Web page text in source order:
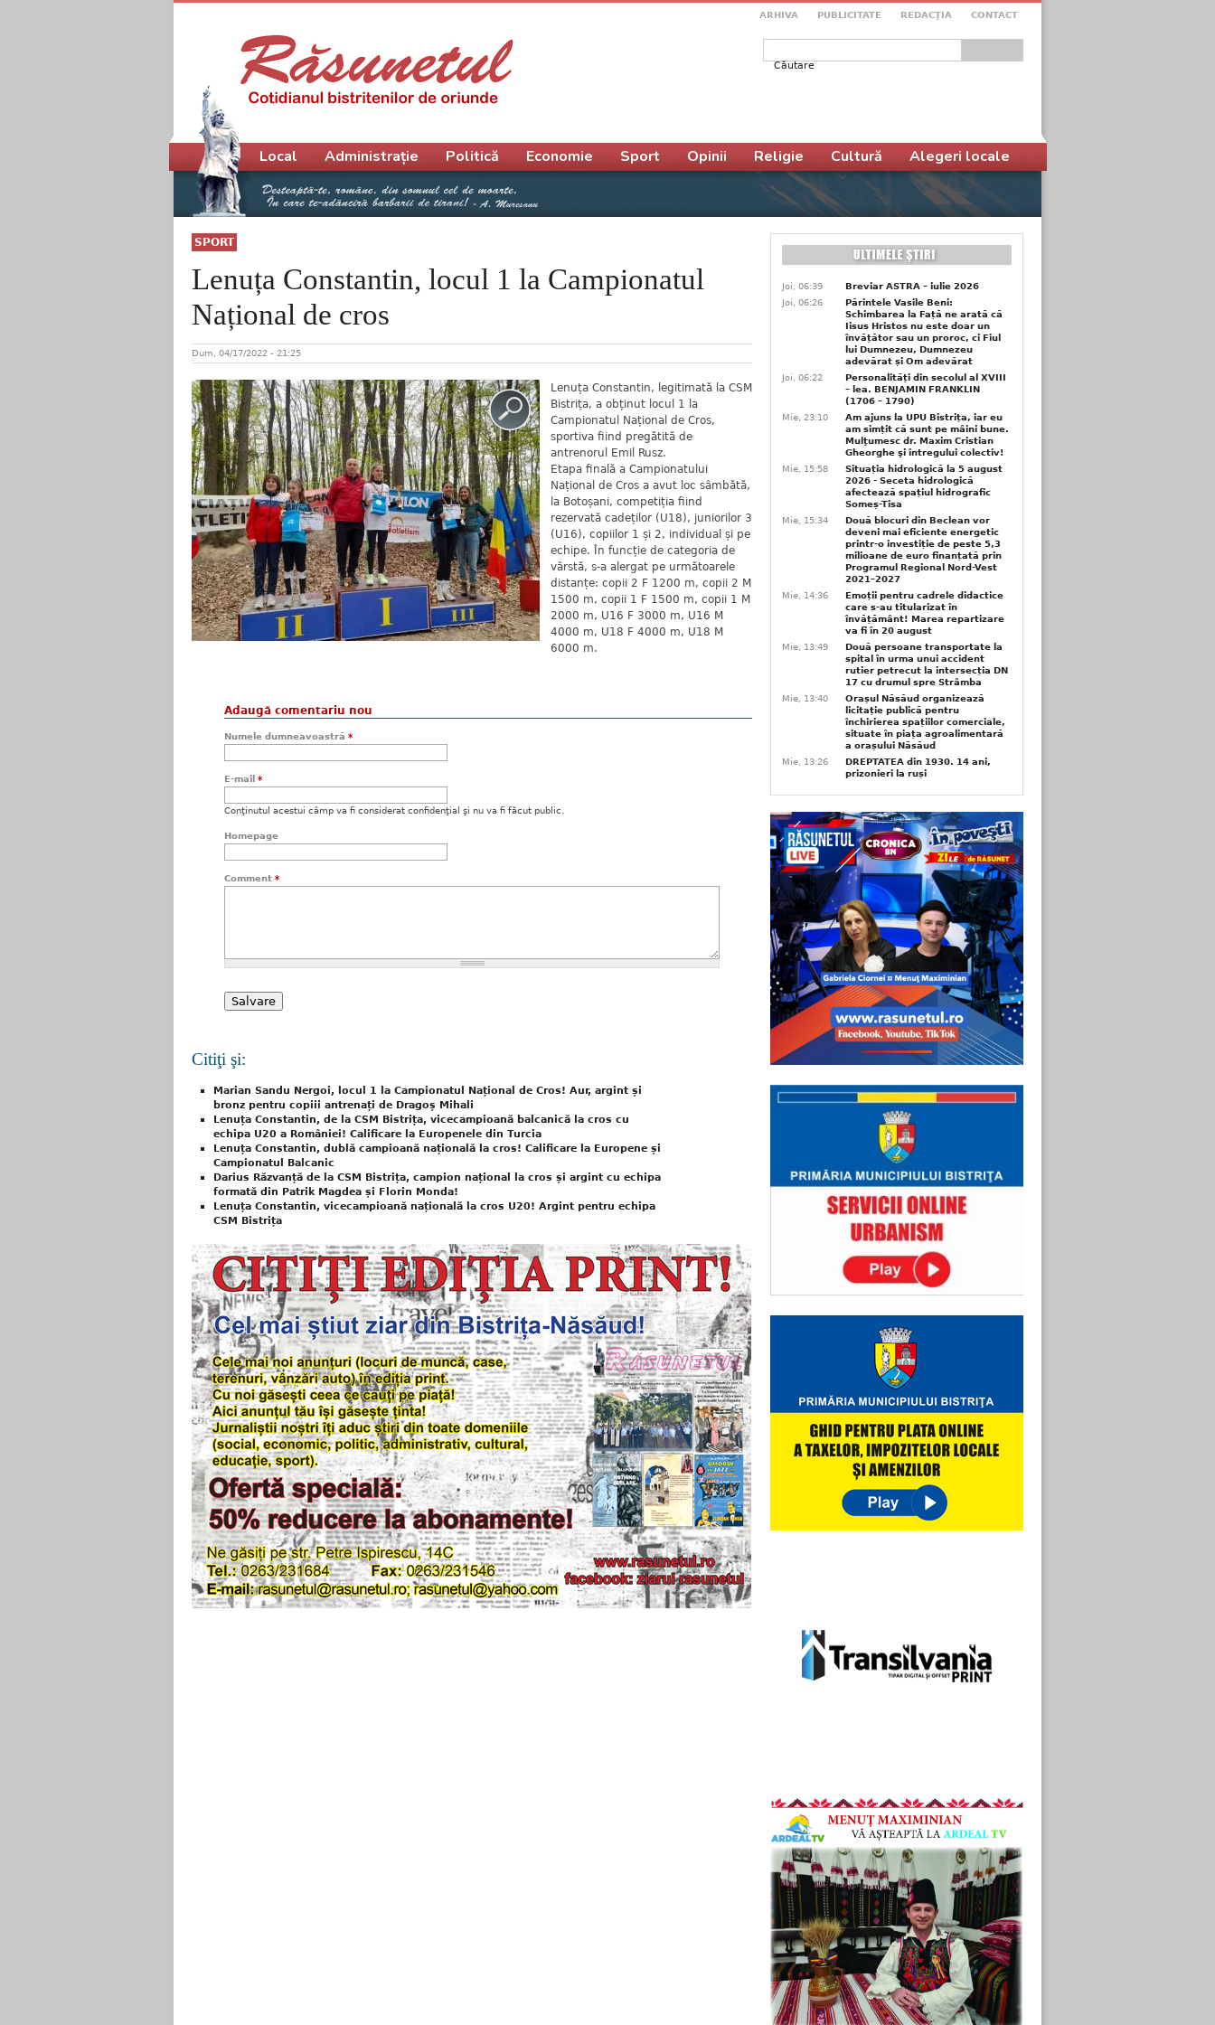
ARHIVA PUBLICITATE REDACŢIA CONTACT
Formular de căutare
SPORT
Lenuța Constantin, locul 1 la Campionatul
Național de cros
Dum, 04/17/2022 - 21:25
Lenuța Constantin, legitimată la CSM
Bistrița, a obținut locul 1 la
Campionatul Național de Cros,
sportiva fiind pregătită de
antrenorul Emil Rusz.
Etapa finală a Campionatului
Național de Cros a avut loc sâmbătă,
la Botoșani, competiția fiind
rezervată cadeților (U18), juniorilor 3
(U16), copiilor 1 și 2, individual și pe
echipe. În funcție de categoria de
vârstă, s-a alergat pe următoarele
distanțe: copii 2 F 1200 m, copii 2 M
1500 m, copii 1 F 1500 m, copii 1 M
2000 m, U16 F 3000 m, U16 M
4000 m, U18 F 4000 m, U18 M
6000 m.
Adaugă comentariu nou
Numele dumneavoastră *
E-mail *
Conţinutul acestui câmp va fi considerat confidenţial şi nu va fi făcut public.
Homepage
Comment *
Citiţi şi:
Marian Sandu Nergoi, locul 1 la Campionatul Național de Cros! Aur, argint și
bronz pentru copiii antrenați de Dragoș Mihali
Lenuța Constantin, de la CSM Bistrița, vicecampioană balcanică la cros cu
echipa U20 a României! Calificare la Europenele din Turcia
Lenuța Constantin, dublă campioană națională la cros! Calificare la Europene și
Campionatul Balcanic
Darius Răzvanță de la CSM Bistrița, campion național la cros și argint cu echipa
formată din Patrik Magdea și Florin Monda!
Lenuța Constantin, vicecampioană națională la cros U20! Argint pentru echipa
CSM Bistrița
Meniu principal
Local Administrație Politică Economie Sport Opinii Religie Cultură Alegeri locale
Joi, 06:39
Breviar ASTRA – iulie 2026
Joi, 06:26
Părintele Vasile Beni:
Schimbarea la Față ne arată că
Iisus Hristos nu este doar un
învățător sau un proroc, ci Fiul
lui Dumnezeu, Dumnezeu
adevărat și Om adevărat
Joi, 06:22
Personalități din secolul al XVIII
– lea. BENJAMIN FRANKLIN
(1706 – 1790)
Mie, 23:10
Am ajuns la UPU Bistrița, iar eu
am simțit că sunt pe mâini bune.
Mulţumesc dr. Maxim Cristian
Gheorghe şi întregului colectiv!
Mie, 15:58
Situația hidrologică la 5 august
2026 - Seceta hidrologică
afectează spațiul hidrografic
Someș-Tisa
Mie, 15:34
Două blocuri din Beclean vor
deveni mai eficiente energetic
printr-o investiție de peste 5,3
milioane de euro finanțată prin
Programul Regional Nord-Vest
2021–2027
Mie, 14:36
Emoții pentru cadrele didactice
care s-au titularizat în
învățământ! Marea repartizare
va fi în 20 august
Mie, 13:49
Două persoane transportate la
spital în urma unui accident
rutier petrecut la intersecția DN
17 cu drumul spre Strâmba
Mie, 13:40
Orașul Năsăud organizează
licitație publică pentru
închirierea spațiilor comerciale,
situate în piața agroalimentară
a orașului Năsăud
Mie, 13:26
DREPTATEA din 1930. 14 ani,
prizonieri la ruși